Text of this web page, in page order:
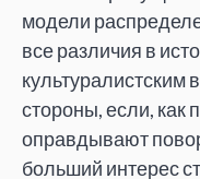
модели
все различия в
культуралистским
стороны, если, как
оправдывают
больший интерес